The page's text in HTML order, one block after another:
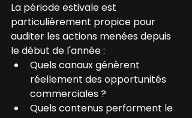
La période estivale est
particulièrement propice pour
auditer les actions menées depuis
le début de l'année :
Quels canaux génèrent
réellement des opportunités
commerciales ?
Quels contenus performent le